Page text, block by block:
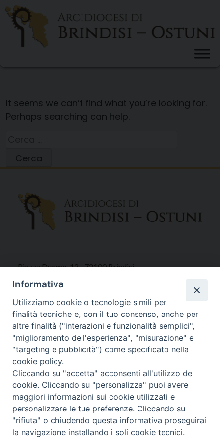
Skip
content
It seems we can’t find what you’re looking for.
Perhaps searching can help.
Piazza Duomo, 12 - 72100 Brindisi
Tel 0831.521958
Fax 0831.528315
Orari Curia
Mar. / Mer. / Giov. ore 9 - 13
nei mesi estivi solo Martedì ore 9 - 13
WebMail
Copyright © Arcidiocesi di Brindisi – Ostuni
Informativa
Utilizziamo cookie o tecnologie simili per
finalità tecniche e, con il tuo consenso, anche per
altre finalità ("interazioni e funzionalità semplici",
"miglioramento dell'esperienza", "misurazione" e
"targeting e pubblicità") come specificato nella
cookie policy.
Cliccando su "accetta" acconsenti all'utilizzo dei
cookie. Cliccando su "personalizza" puoi avere
maggiori informazioni sui cookie utilizzati e
personalizzare le tue preferenze. Cliccando su
"rifiuta" o chiudendo questa informativa proseguirai
la navigazione installando i soli cookie tecnici.